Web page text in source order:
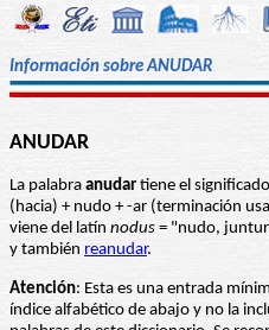
Información sobre ANUDAR
ANUDAR
La palabra anudar tiene el
(hacia) + nudo + -ar (terminación
viene del latín nodus = "nudo,
y también reanudar.
Atención: Esta es una entrada
índice alfabético de abajo y no la